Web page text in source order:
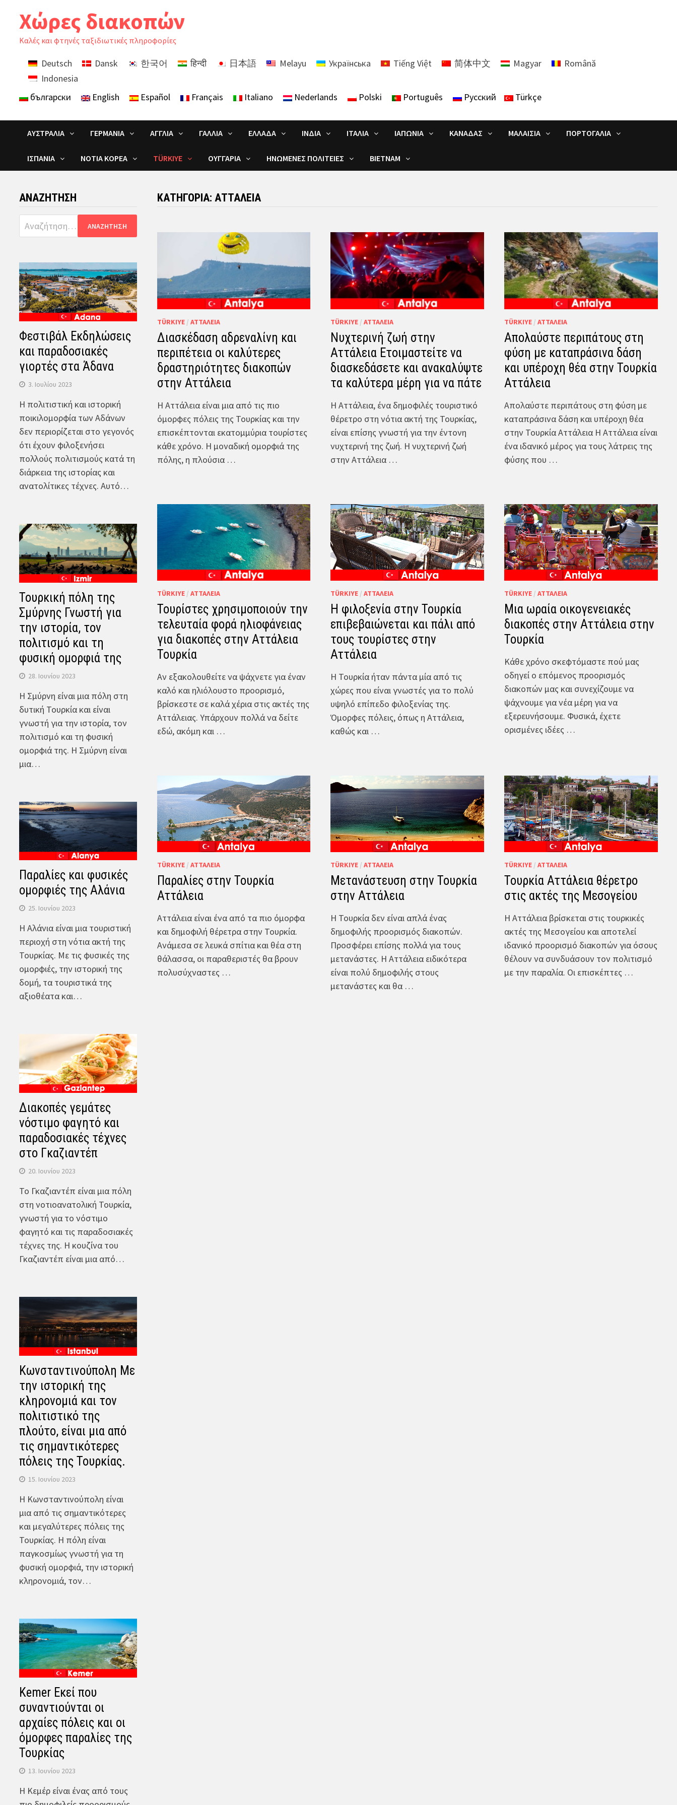
Χώρες διακοπών
Καλές και φτηνές ταξιδιωτικές πληροφορίες
Deutsch Dansk 한국어 हिन्दी 日本語 Melayu Українська Tiếng Việt 简体中文 Magyar
Română
Indonesia
български
English Español Français Italiano Nederlands Polski Português Русский Türkçe
ΑΥΣΤΡΑΛΊΑ ΓΕΡΜΑΝΊΑ ΑΓΓΛΊΑ ΓΑΛΛΊΑ ΕΛΛΆΔΑ ΙΝΔΊΑ ΙΤΑΛΊΑ ΙΑΠΩΝΊΑ ΚΑΝΑΔΆΣ ΜΑΛΑΙΣΊΑ ΠΟΡΤΟΓΑΛΊΑ
ΙΣΠΑΝΊΑ ΝΌΤΙΑ ΚΟΡΈΑ TÜRKIYE ΟΥΓΓΑΡΊΑ ΗΝΩΜΈΝΕΣ ΠΟΛΙΤΕΊΕΣ ΒΙΕΤΝΆΜ
ΚΑΤΗΓΟΡΊΑ: ΑΤΤΆΛΕΙΑ
TÜRKIYE/ ΑΤΤΆΛΕΙΑ
Διασκέδαση αδρεναλίνη και
περιπέτεια οι καλύτερες
δραστηριότητες διακοπών
στην Αττάλεια
Η Αττάλεια είναι μια από τις πιο
όμορφες πόλεις της Τουρκίας και την
επισκέπτονται εκατομμύρια τουρίστες
κάθε χρόνο. Η μοναδική ομορφιά της
πόλης, η πλούσια …
TÜRKIYE /ΑΤΤΆΛΕΙΑ
Νυχτερινή ζωή στην
Αττάλεια Ετοιμαστείτε να
διασκεδάσετε και ανακαλύψτε
τα καλύτερα μέρη για να πάτε
Η Αττάλεια, ένα δημοφιλές τουριστικό
θέρετρο στη νότια ακτή της Τουρκίας,
είναι επίσης γνωστή για την έντονη
νυχτερινή της ζωή. Η νυχτερινή ζωή
στην Αττάλεια …
TÜRKIYE / ΑΤΤΆΛΕΙΑ
Απολαύστε περιπάτους στη
φύση με καταπράσινα δάση
και υπέροχη θέα στην Τουρκία
Αττάλεια
Απολαύστε περιπάτους στη φύση με
καταπράσινα δάση και υπέροχη θέα
στην Τουρκία Αττάλεια Η Αττάλεια είναι
ένα ιδανικό μέρος για τους λάτρεις της
φύσης που …
TÜRKIYE/ ΑΤΤΆΛΕΙΑ
Τουρίστες χρησιμοποιούν την
τελευταία φορά ηλιοφάνειας
για διακοπές στην Αττάλεια
Τουρκία
Αν εξακολουθείτε να ψάχνετε για έναν
καλό και ηλιόλουστο προορισμό,
βρίσκεστε σε καλά χέρια στις ακτές της
Αττάλειας. Υπάρχουν πολλά να δείτε
εδώ, ακόμη και …
TÜRKIYE /ΑΤΤΆΛΕΙΑ
Η φιλοξενία στην Τουρκία
επιβεβαιώνεται και πάλι από
τους τουρίστες στην
Αττάλεια
Η Τουρκία ήταν πάντα μία από τις
χώρες που είναι γνωστές για το πολύ
υψηλό επίπεδο φιλοξενίας της.
Όμορφες πόλεις, όπως η Αττάλεια,
καθώς και …
TÜRKIYE / ΑΤΤΆΛΕΙΑ
Μια ωραία οικογενειακές
διακοπές στην Αττάλεια στην
Τουρκία
Κάθε χρόνο σκεφτόμαστε πού μας
οδηγεί ο επόμενος προορισμός
διακοπών μας και συνεχίζουμε να
ψάχνουμε για νέα μέρη για να
εξερευνήσουμε. Φυσικά, έχετε
ορισμένες ιδέες …
TÜRKIYE/ ΑΤΤΆΛΕΙΑ
Παραλίες στην Τουρκία
Αττάλεια
Αττάλεια είναι ένα από τα πιο όμορφα
και δημοφιλή θέρετρα στην Τουρκία.
Ανάμεσα σε λευκά σπίτια και θέα στη
θάλασσα, οι παραθεριστές θα βρουν
πολυσύχναστες …
TÜRKIYE /ΑΤΤΆΛΕΙΑ
Μετανάστευση στην Τουρκία
στην Αττάλεια
Η Τουρκία δεν είναι απλά ένας
δημοφιλής προορισμός διακοπών.
Προσφέρει επίσης πολλά για τους
μετανάστες. Η Αττάλεια ειδικότερα
είναι πολύ δημοφιλής στους
μετανάστες και θα …
TÜRKIYE / ΑΤΤΆΛΕΙΑ
Τουρκία Αττάλεια θέρετρο
στις ακτές της Μεσογείου
Η Αττάλεια βρίσκεται στις τουρκικές
ακτές της Μεσογείου και αποτελεί
ιδανικό προορισμό διακοπών για όσους
θέλουν να συνδυάσουν τον πολιτισμό
με την παραλία. Οι επισκέπτες …
ΑΝΑΖΉΤΗΣΗ
Αναζήτηση
για:
Φεστιβάλ Εκδηλώσεις
και παραδοσιακές
γιορτές στα Άδανα
3. Ιουλίου 2023
Η πολιτιστική και ιστορική
ποικιλομορφία των Αδάνων
δεν περιορίζεται στο γεγονός
ότι έχουν φιλοξενήσει
πολλούς πολιτισμούς κατά τη
διάρκεια της ιστορίας και
ανατολίτικες τέχνες. Αυτό…
Τουρκική πόλη της
Σμύρνης Γνωστή για
την ιστορία, τον
πολιτισμό και τη
φυσική ομορφιά της
28. Ιουνίου 2023
Η Σμύρνη είναι μια πόλη στη
δυτική Τουρκία και είναι
γνωστή για την ιστορία, τον
πολιτισμό και τη φυσική
ομορφιά της. Η Σμύρνη είναι
μια…
Παραλίες και φυσικές
ομορφιές της Αλάνια
25. Ιουνίου 2023
Η Αλάνια είναι μια τουριστική
περιοχή στη νότια ακτή της
Τουρκίας. Με τις φυσικές της
ομορφιές, την ιστορική της
δομή, τα τουριστικά της
αξιοθέατα και…
Διακοπές γεμάτες
νόστιμο φαγητό και
παραδοσιακές τέχνες
στο Γκαζιαντέπ
20. Ιουνίου 2023
Το Γκαζιαντέπ είναι μια πόλη
στη νοτιοανατολική Τουρκία,
γνωστή για το νόστιμο
φαγητό και τις παραδοσιακές
τέχνες της. Η κουζίνα του
Γκαζιαντέπ είναι μια από…
Κωνσταντινούπολη Με
την ιστορική της
κληρονομιά και τον
πολιτιστικό της
πλούτο, είναι μια από
τις σημαντικότερες
πόλεις της Τουρκίας.
15. Ιουνίου 2023
Η Κωνσταντινούπολη είναι
μια από τις σημαντικότερες
και μεγαλύτερες πόλεις της
Τουρκίας. Η πόλη είναι
παγκοσμίως γνωστή για τη
φυσική ομορφιά, την ιστορική
κληρονομιά, τον…
Kemer Εκεί που
συναντιούνται οι
αρχαίες πόλεις και οι
όμορφες παραλίες της
Τουρκίας
13. Ιουνίου 2023
Η Κεμέρ είναι ένας από τους